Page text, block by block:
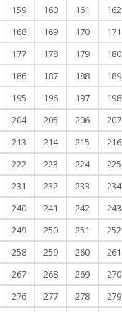
159 160 161 162
168 169 170 171
177 178 179 180
186 187 188 189
195 196 197 198
204 205 206 207
213 214 215 216
222 223 224 225
231 232 233 234
240 241 242 243
249 250 251 252
258 259 260 261
267 268 269 270
276 277 278 279